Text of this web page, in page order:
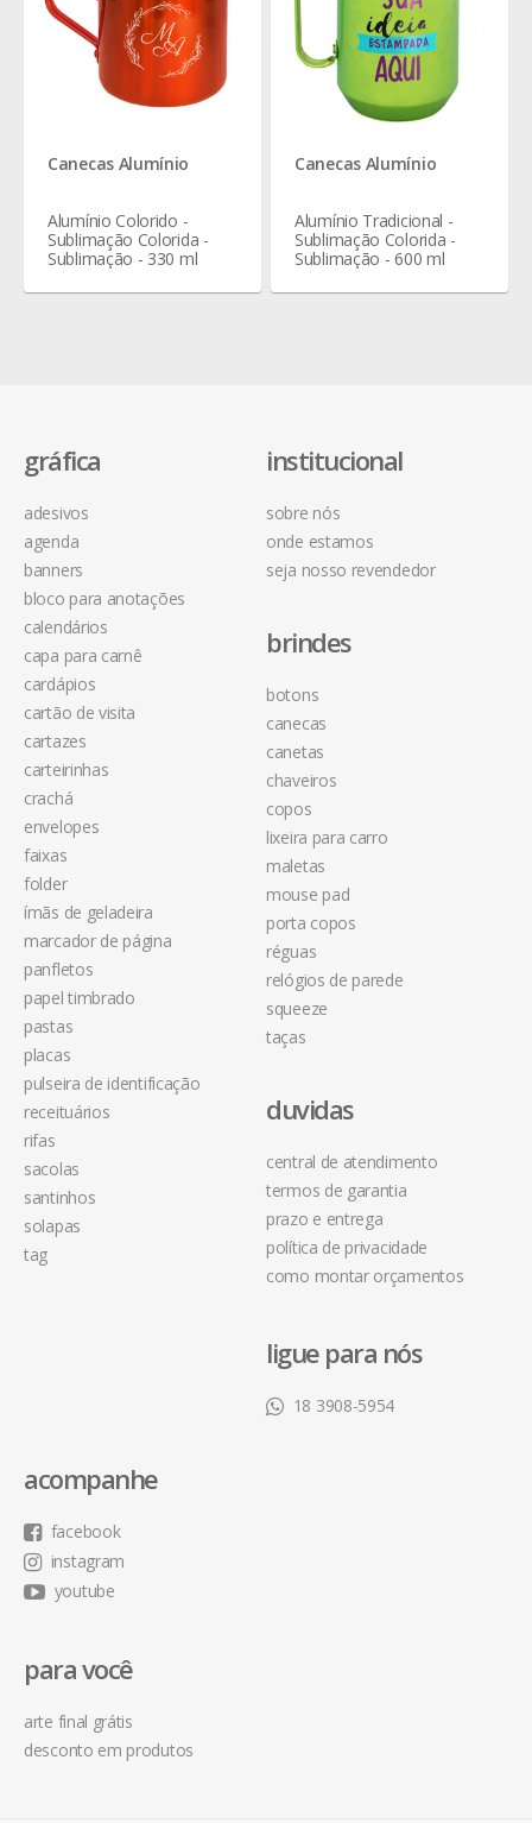
Canecas Alumínio
Alumínio Colorido -
Sublimação Colorida -
Sublimação - 330 ml
Canecas Alumínio
Alumínio Tradicional -
Sublimação Colorida -
Sublimação - 600 ml
institucional
sobre nós
onde estamos
seja nosso revendedor
gráfica
adesivos
agenda
banners
bloco para anotações
calendários
capa para carnê
cardápios
cartão de visita
cartazes
carteirinhas
crachá
envelopes
faixas
folder
ímãs de geladeira
marcador de página
panfletos
papel timbrado
pastas
placas
pulseira de identificação
receituários
rifas
sacolas
santinhos
solapas
tag
brindes
botons
canecas
canetas
chaveiros
copos
lixeira para carro
maletas
mouse pad
porta copos
réguas
relógios de parede
squeeze
taças
duvidas
central de atendimento
termos de garantia
prazo e entrega
política de privacidade
como montar orçamentos
ligue para nós
18 3908-5954
acompanhe
facebook
instagram
youtube
para você
arte final grátis
desconto em produtos